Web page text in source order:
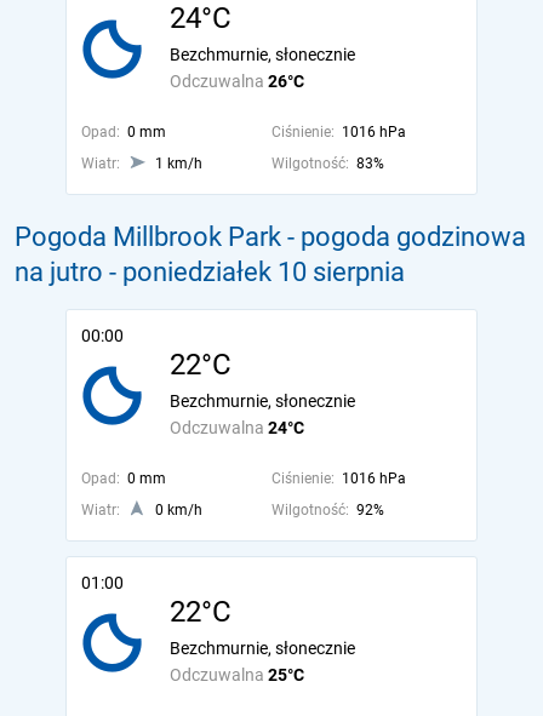
24°C
Odczuwalna 26°C
Bezchmurnie, słonecznie
Opad: 0 mm Ciśnienie: 1016 hPa
Wiatr:
1 km/h Wilgotność: 83%
Pogoda Millbrook Park - pogoda godzinowa
na jutro - poniedziałek 10 sierpnia
00:00
22°C
Odczuwalna 24°C
Bezchmurnie, słonecznie
Opad: 0 mm Ciśnienie: 1016 hPa
Wiatr:
0 km/h Wilgotność: 92%
01:00
22°C
Odczuwalna 25°C
Bezchmurnie, słonecznie